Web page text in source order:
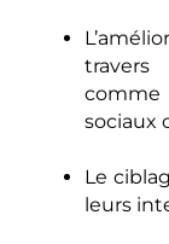
travers
comme
sociaux
Le
leurs